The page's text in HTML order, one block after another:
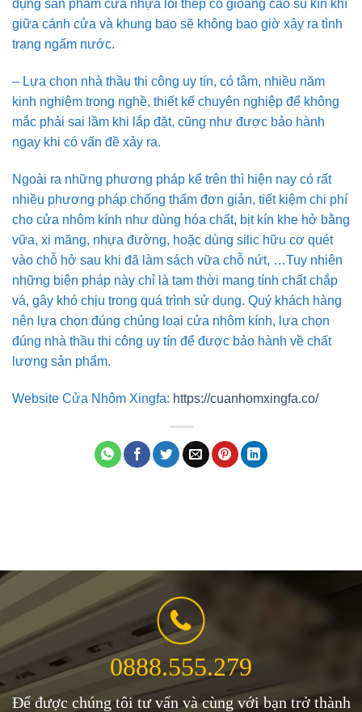
dụng sản phẩm cửa nhựa lõi thép có gioăng cao su kín khí
giữa cánh cửa và khung bao sẽ không bao giờ xảy ra tình
trạng ngấm nước.
– Lựa chọn nhà thầu thi công uy tín, có tâm, nhiều năm
kinh nghiệm trong nghề, thiết kế chuyên nghiệp để không
mắc phải sai lầm khi lắp đặt, cũng như được bảo hành
ngay khi có vấn đề xảy ra.
Ngoài ra những phương pháp kể trên thì hiện nay có rất
nhiều phương pháp chống thấm đơn giản, tiết kiệm chi phí
cho cửa nhôm kính như dùng hóa chất, bịt kín khe hở bằng
vữa, xi măng, nhựa đường, hoặc dùng silic hữu cơ quét
vào chỗ hở sau khi đã làm sách vữa chỗ nứt, …Tuy nhiên
những biện pháp này chỉ là tạm thời mang tính chất chắp
vá, gây khó chịu trong quá trình sử dụng. Quý khách hàng
nên lựa chọn đúng chủng loại cửa nhôm kính, lựa chọn
đúng nhà thầu thi công uy tín để được bảo hành về chất
lượng sản phẩm.
Website Cửa Nhôm Xingfa: https://cuanhomxingfa.co/
0888.555.279
Để được chúng tôi tư vấn và cùng với bạn trở thành